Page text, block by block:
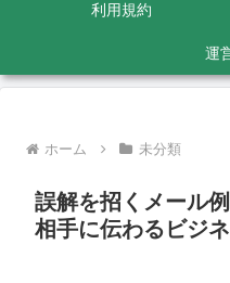
利用規約
運
ホーム 未分類
誤解を招くメール
相手に伝わるビジ